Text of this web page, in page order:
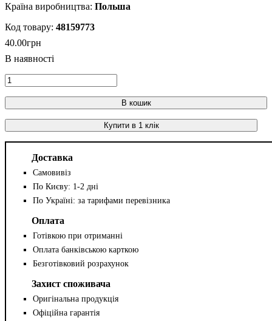
Польша
48159773
40.00грн
В кошик
Купити в 1 клік
Доставка
Самовивіз
По Києву: 1-2 дні
По Україні: за тарифами перевізника
Оплата
Готівкою при отриманні
Оплата банківською карткою
Безготівковий розрахунок
Захист споживача
Оригінальна продукція
Офіційна гарантія